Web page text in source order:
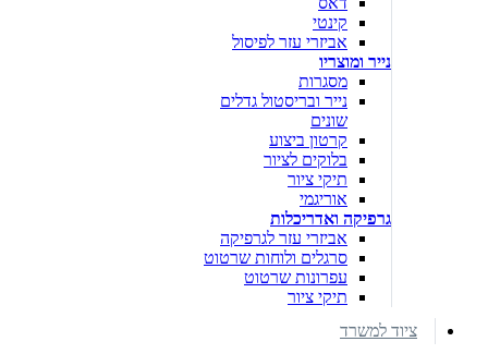
קינטי
אביזרי עזר לפיסול
נייר ומוצריו
מסגרות
נייר ובריסטול גדלים
שונים
קרטון ביצוע
בלוקים לציור
תיקי ציור
אוריגמי
גרפיקה ואדריכלות
אביזרי עזר לגרפיקה
סרגלים ולוחות שרטוט
עפרונות שרטוט
תיקי ציור
ציוד למשרד